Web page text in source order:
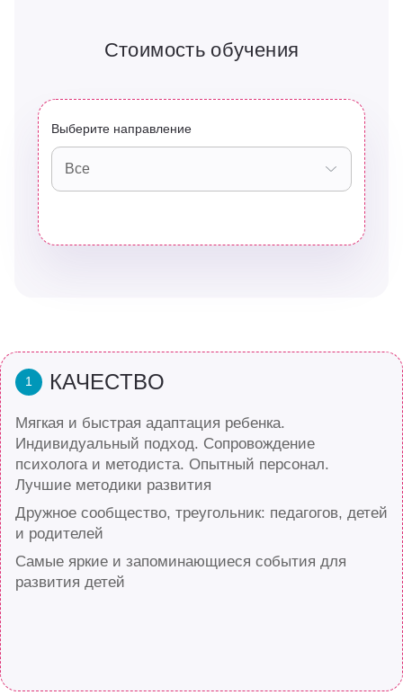
Стоимость обучения
Выберите направление
Все
1 КАЧЕСТВО
Мягкая и быстрая адаптация ребенка.
Индивидуальный подход. Сопровождение
психолога и методиста. Опытный персонал.
Лучшие методики развития
Дружное сообщество, треугольник: педагогов, детей
и родителей
Самые яркие и запоминающиеся события для
развития детей